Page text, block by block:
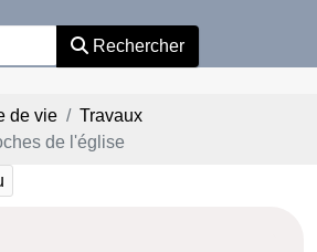
Rechercher
de vie
Travaux
de l'église